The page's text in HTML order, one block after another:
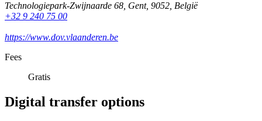
Technologiepark-Zwijnaarde 68, Gent, 9052, België
+32 9 240 75 00
https://www.dov.vlaanderen.be
Fees
Gratis
Digital transfer options